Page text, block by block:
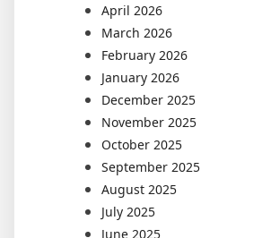
April 2026
March 2026
February 2026
January 2026
December 2025
November 2025
October 2025
September 2025
August 2025
July 2025
June 2025